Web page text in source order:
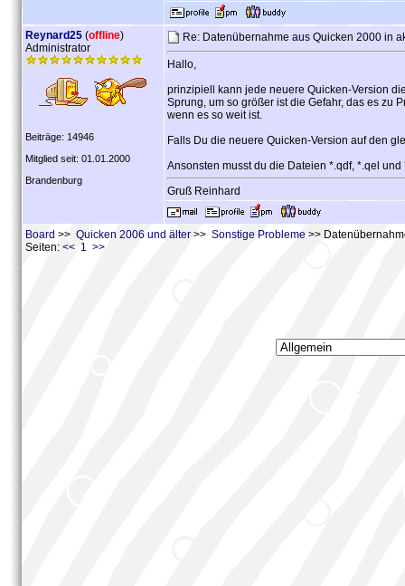
Reynard25 (offline)
Administrator
Beiträge: 14946
Mitglied seit: 01.01.2000
Brandenburg
Re: Datenübernahme aus Quicken 2000 in
Hallo,
prinzipiell kann jede neuere Quicken-Version
Sprung, um so größer ist die Gefahr, das es zu
wenn es so weit ist.
Falls Du die neuere Quicken-Version auf den
Ansonsten musst du die Dateien *.qdf, *.qel
Gruß Reinhard
Board >> Quicken 2006 und älter >> Sonstige Probleme >>
Seiten: << 1 >>